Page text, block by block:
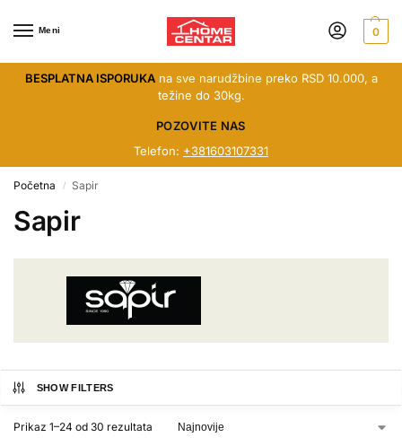
Meni 0
BESPLATNA ISPORUKAna sve narudžbine preko RSD 10.000, a
težine do 30kg.
POZOVITE NAS
Telefon: +381603107331
Početna / Sapir
Sapir
SHOW FILTERS
Prikaz 1–24 od 30 rezultata